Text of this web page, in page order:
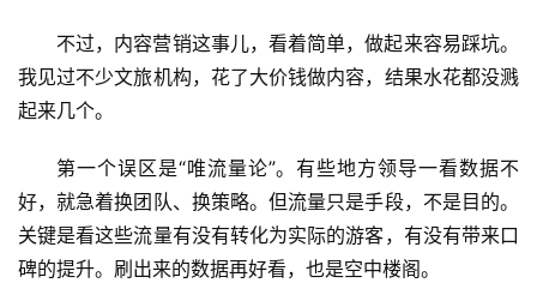
文
旅
答
社
区
不过，内容营销这事儿，看着简单，做起来容易踩坑。
我见过不少文旅机构，花了大价钱做内容，结果水花都没溅
起来几个。
第一个误区是“唯流量论”。有些地方领导一看数据不
好，就急着换团队、换策略。但流量只是手段，不是目的。
关键是看这些流量有没有转化为实际的游客，有没有带来口
碑的提升。刷出来的数据再好看，也是空中楼阁。